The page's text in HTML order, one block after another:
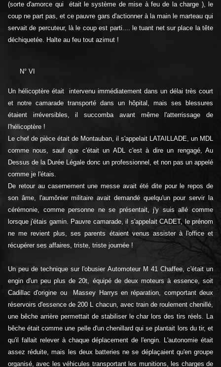
(sorte d'amorce qui était le système de mise à feu de la charge ), le
coup ne part pas, et ce pauvre gars d'actionner à la main le marteau qui
servait de percuteur, là le coup est parti.... le tuant net sur place la tête
déchiquetée. Halte au feu tout azimut !
N° VI
Un hélicoptère était intervenu immédiatement dans un délai très court
et notre camarade transporté dans un hôpital, mais ses blessures
étaient irréversibles, il succomba avant même l'atterrissage de
l'hélicoptère !
Le chef de pièce était de Montauban, il s'appelait LATAILLADE, un MDL
comme nous, sauf que c'était un ADL c'est à dire un rengagé, Au
Dessus de la Durée Légale donc un professionnel, et non pas un appelé
comme je l'étais.
De retour au casernement une messe avait été dite pour le repos de
son âme, l'aumônier militaire avait demandé quelqu'un pour servir la
cérémonie, comme personne ne se présentait, j'y suis allé comme
lorsque j'étais gamin. Pauvre camarade, il s'appelait CADET, le prénom
ne me revient plus, ses parents étaient venus assister à l'office et
récupérer ses affaires, triste, triste journée !
Un peu de technique sur l'obusier Automoteur M 41 Chaffee, c'était un
engin d'un peu plus de 20t, équipé de deux moteurs à essence, soit
Cadillac d'origine ou Massey Harrys en réparation, comportant deux
réservoirs d'essence de 200 L chacun, avec train de roulement chenillé,
une bêche arrière permettait de stabiliser le char lors des tirs réels. La
bêche était comme une pelle d'un chenillard qui se plantait lors du tir, et
qu'il fallait relever à chaque déplacement de l'engin. L'autonomie était
assez réduite, mais les deux batteries ne se déplaçaient qu'en groupe
organisé, avec les véhicules transportant les munitions, les charges de